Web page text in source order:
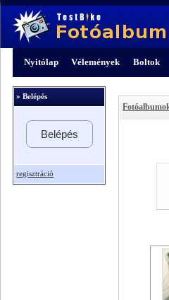
Nyitólap Vélemények Boltok
» Belépés
Belépés
regisztráció